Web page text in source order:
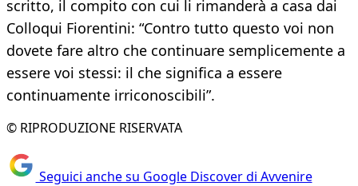
scritto, il compito con cui li rimanderà a casa dai
Colloqui Fiorentini: “Contro tutto questo voi non
dovete fare altro che continuare semplicemente a
essere voi stessi: il che significa a essere
continuamente irriconoscibili”.
© RIPRODUZIONE RISERVATA
Seguici anche su Google Discover di Avvenire